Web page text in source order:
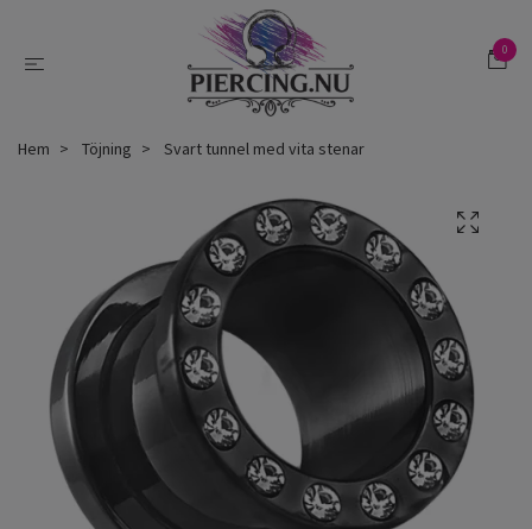
0
Hem Töjning Svart tunnel med vita stenar